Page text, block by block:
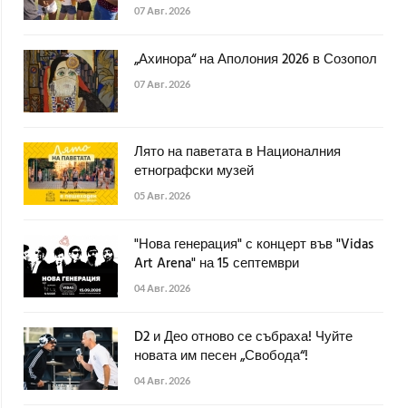
07 Авг. 2026
„Ахинора“ на Аполония 2026 в Созопол
07 Авг. 2026
Лято на паветата в Националния
етнографски музей
05 Авг. 2026
"Нова генерация" с концерт във "Vidas
Art Arena" на 15 септември
04 Авг. 2026
D2 и Део отново се събраха! Чуйте
новата им песен „Свобода“!
04 Авг. 2026